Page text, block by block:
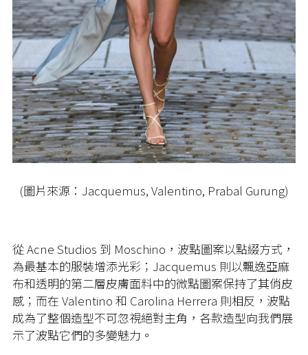
(圖片來源：Jacquemus, Valentino, Prabal Gurung)
從 Acne Studios 到 Moschino，波點圖案以點綴方式，
為最基本的服裝增添光彩；Jacquemus 則以飄逸亞麻
布和透明的第二層皮膚面料中的微點圖案保持了其俏皮
感；而在 Valentino 和 Carolina Herrera 則相反，波點
成為了整個造型不可忽視絕對主角，各款造型向我們展
示了波點它們的多變魅力。